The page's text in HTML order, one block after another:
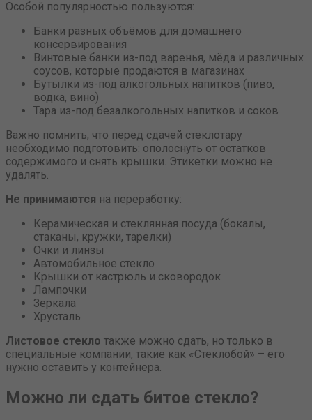
Особой популярностью пользуются:
Банки разных объёмов для домашнего
консервирования
Винтовые банки из-под варенья, мёда и различных
соусов, которые продаются в магазинах
Бутылки из-под алкогольных напитков (пиво,
водка, вино)
Тара из-под безалкогольных напитков и соков
Важно помнить, что перед сдачей стеклотару
необходимо подготовить: ополоснуть от остатков
содержимого и снять крышки. Этикетки можно не
удалять.
Не принимаются на переработку:
Керамическая и стеклянная посуда (бокалы,
стаканы, кружки, тарелки)
Очки и линзы
Автомобильное стекло
Крышки от кастрюль и сковородок
Лампочки
Зеркала
Хрусталь
Листовое стекло также можно сдать, но только в
специальные компании, такие как «Стеклобой» – его
нужно оставить у контейнера.
Можно ли сдать битое стекло?